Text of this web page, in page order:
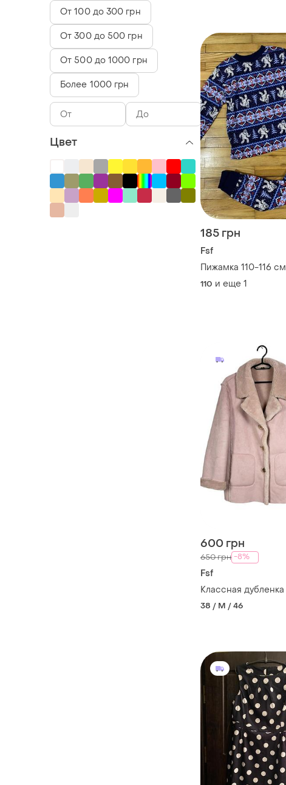
185 грн
Fsf
Пижамка 110-116 см
110 и еще 1
600 грн
650 грн -8%
Fsf
Классная дубленка
38 / M / 46
От 100 до 300 грн
От 300 до 500 грн
От 500 до 1000 грн
Более 1000 грн
Цвет